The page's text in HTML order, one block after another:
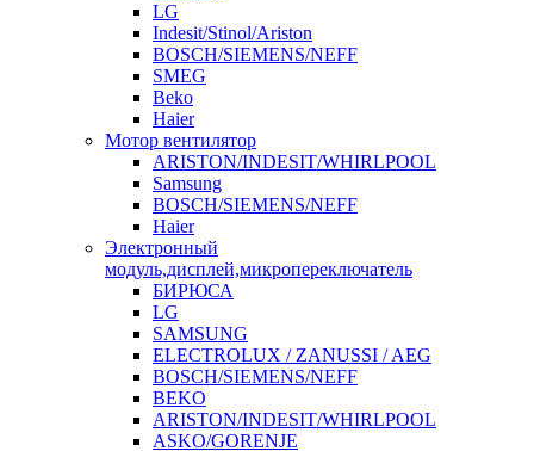
LG
Indesit/Stinol/Ariston
BOSCH/SIEMENS/NEFF
SMEG
Beko
Haier
Мотор вентилятор
ARISTON/INDESIT/WHIRLPOOL
Samsung
BOSCH/SIEMENS/NEFF
Haier
Электронный
модуль,дисплей,микропереключатель
БИРЮСА
LG
SAMSUNG
ELECTROLUX / ZANUSSI / AEG
BOSCH/SIEMENS/NEFF
BEKO
ARISTON/INDESIT/WHIRLPOOL
ASKO/GORENJE